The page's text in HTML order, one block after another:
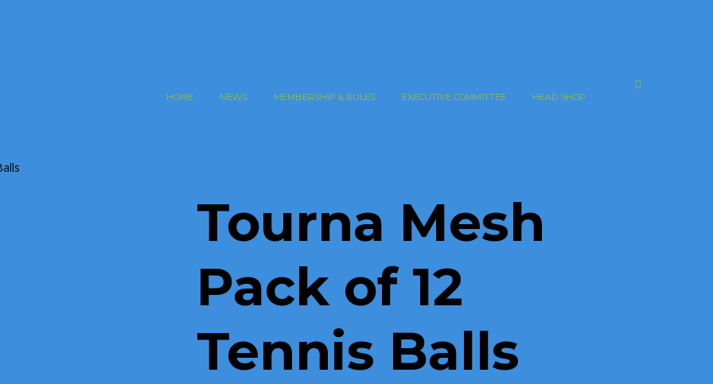
HOME NEWS MEMBERSHIP & RULES EXECUTIVE COMMITTEE HEAD SHOP
Tourna Mesh
Pack of 12
Tennis Balls